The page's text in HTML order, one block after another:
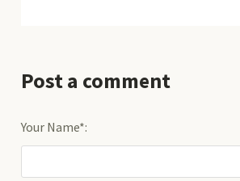
Post a comment
Your Name*: